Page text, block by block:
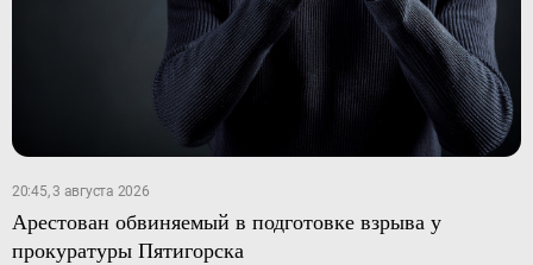
20:45, 3 августа 2026
Арестован обвиняемый в подготовке взрыва у
прокуратуры Пятигорска